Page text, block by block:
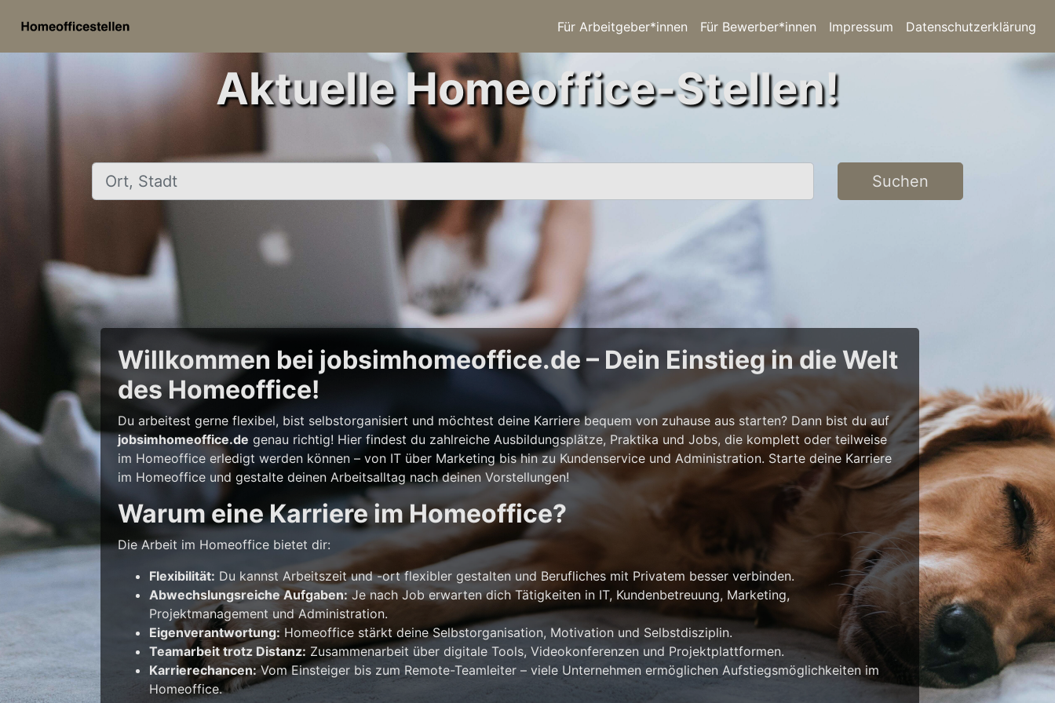
Für Arbeitgeber*innen Für Bewerber*innen Impressum Datenschutzerklärung
Aktuelle Homeoffice-Stellen!
Ort, Stadt Suchen
Willkommen bei jobsimhomeoffice.de – Dein Einstieg in die Welt
des Homeoffice!
Du arbeitest gerne flexibel, bist selbstorganisiert und möchtest deine Karriere bequem von zuhause aus starten? Dann bist du auf
jobsimhomeoffice.de genau richtig! Hier findest du zahlreiche Ausbildungsplätze, Praktika und Jobs, die komplett oder teilweise
im Homeoffice erledigt werden können – von IT über Marketing bis hin zu Kundenservice und Administration. Starte deine Karriere
im Homeoffice und gestalte deinen Arbeitsalltag nach deinen Vorstellungen!
Warum eine Karriere im Homeoffice?
Die Arbeit im Homeoffice bietet dir:
Flexibilität: Du kannst Arbeitszeit und -ort flexibler gestalten und Berufliches mit Privatem besser verbinden.
Abwechslungsreiche Aufgaben:Je nach Job erwarten dich Tätigkeiten in IT, Kundenbetreuung, Marketing,
Projektmanagement und Administration.
Eigenverantwortung:Homeoffice stärkt deine Selbstorganisation, Motivation und Selbstdisziplin.
Teamarbeit trotz Distanz: Zusammenarbeit über digitale Tools, Videokonferenzen und Projektplattformen.
Karrierechancen:Vom Einsteiger bis zum Remote-Teamleiter – viele Unternehmen ermöglichen Aufstiegsmöglichkeiten im
Homeoffice.